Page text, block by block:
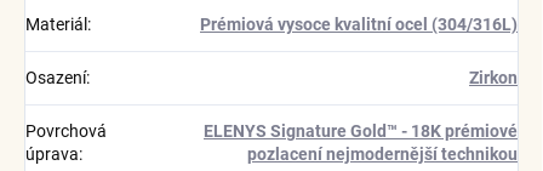
Materiál : Prémiová vysoce kvalitní ocel (304/316L)
Osazení: Zirkon
Povrchová
úprava:
ELENYS Signature Gold™ - 18K prémiové
pozlacení nejmodernější technikou